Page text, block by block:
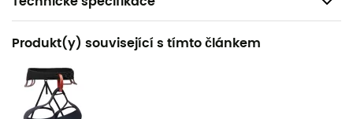
Doporučené pro
Sportovní lezení
Pohlaví
Pánské / Dámské
Produkt(y) související s tímto článkem